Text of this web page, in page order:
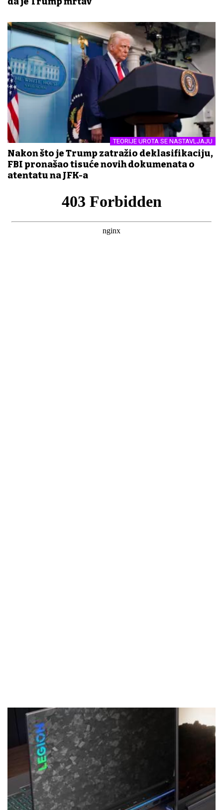
TEORIJE UROTA SE NASTAVLJAJU
Nakon što je Trump zatražio deklasifikaciju,
FBI pronašao tisuće novih dokumenata o
atentatu na JFK-a